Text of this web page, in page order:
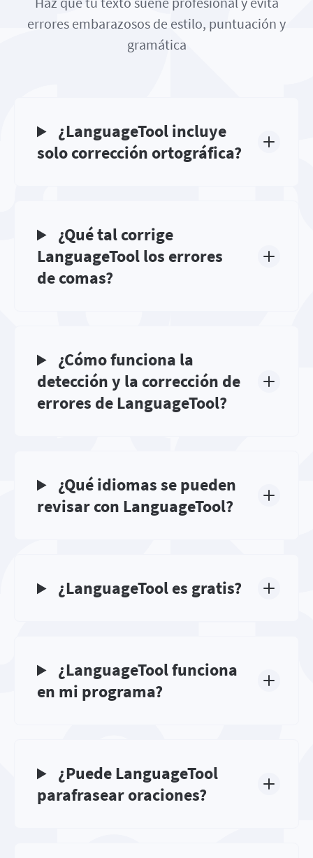
errores embarazosos de estilo, puntuación y
gramática
¿LanguageTool incluye
solo corrección ortográfica?
¿Qué tal corrige
LanguageTool los errores
de comas?
¿Cómo funciona la
detección y la corrección de
errores de LanguageTool?
¿Qué idiomas se pueden
revisar con LanguageTool?
¿LanguageTool es gratis?
¿LanguageTool funciona
en mi programa?
¿Puede LanguageTool
parafrasear oraciones?